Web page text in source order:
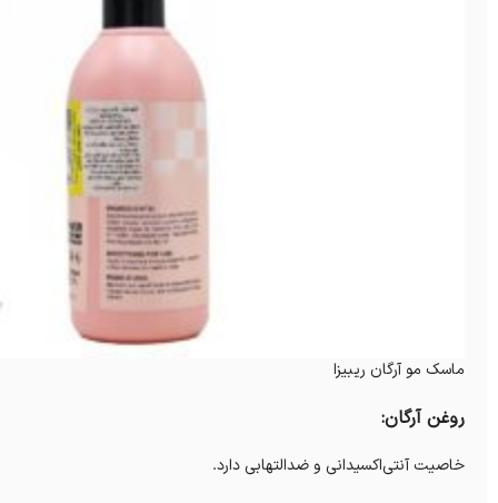
ماسک مو آرگان ریبیزا
روغن آرگان:
خاصیت آنتی‌اکسیدانی و ضدالتهابی دارد.